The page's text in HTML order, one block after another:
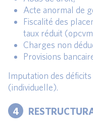
Acte anormal de
Fiscalité des
taux réduit
Charges non
Provisions
Imputation des
(individuelle).
4